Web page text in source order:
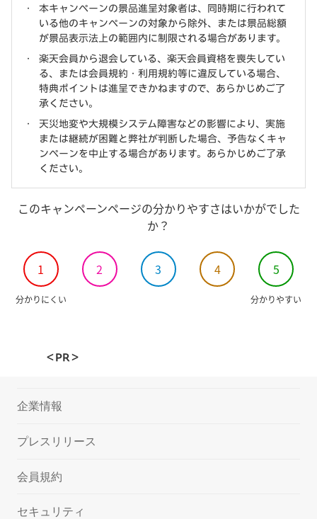
本キャンペーンの景品進呈対象者は、同時期に行われて
いる他のキャンペーンの対象から除外、または景品総額
が景品表示法上の範囲内に制限される場合があります。
楽天会員から退会している、楽天会員資格を喪失してい
る、または会員規約・利用規約等に違反している場合、
特典ポイントは進呈できかねますので、あらかじめご了
承ください。
天災地変や大規模システム障害などの影響により、実施
または継続が困難と弊社が判断した場合、予告なくキャ
ンペーンを中止する場合があります。あらかじめご了承
ください。
このキャンペーンページの分かりやすさはいかがでした
か？
1 2 3 4 5
分かりにくい 分かりやすい
＜PR＞
企業情報
プレスリリース
会員規約
セキュリティ